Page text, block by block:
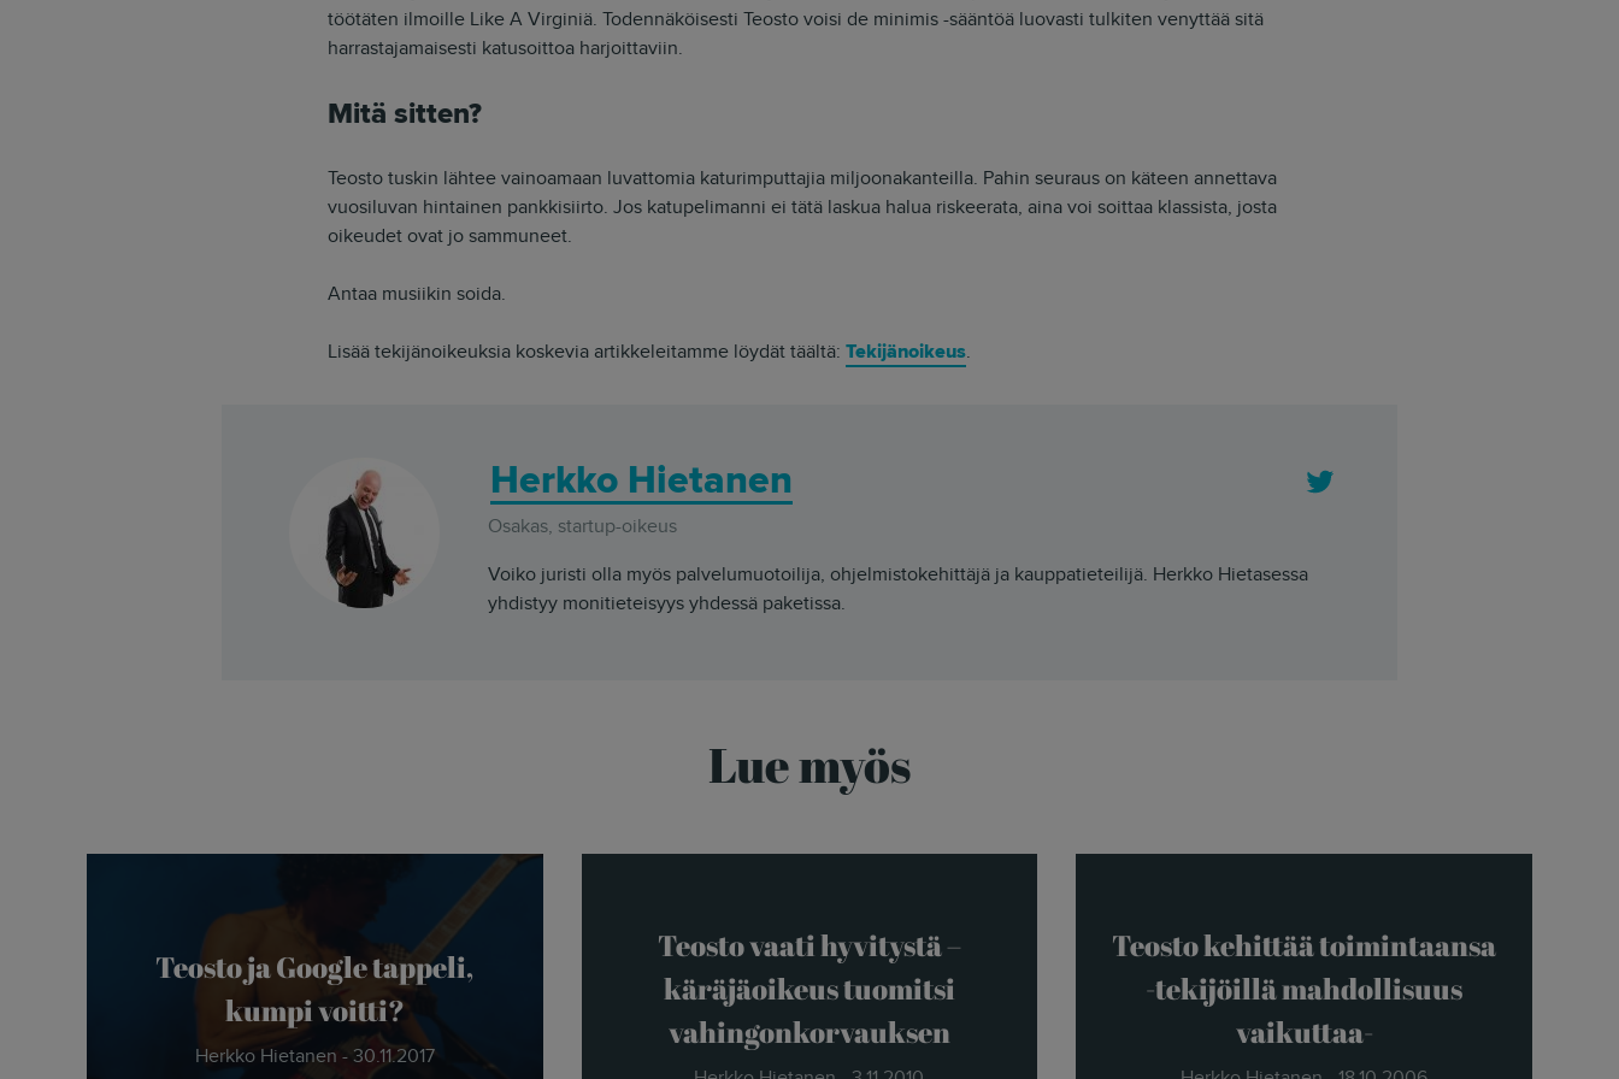
töötäten ilmoille Like A Virginiä. Todennäköisesti Teosto voisi de minimis -sääntöä luovasti tulkiten venyttää sitä
harrastajamaisesti katusoittoa harjoittaviin.
Mitä sitten?
Teosto tuskin lähtee vainoamaan luvattomia katurimputtajia miljoonakanteilla. Pahin seuraus on käteen annettava
vuosiluvan hintainen pankkisiirto. Jos katupelimanni ei tätä laskua halua riskeerata, aina voi soittaa klassista, josta
oikeudet ovat jo sammuneet.
Antaa musiikin soida.
Lisää tekijänoikeuksia koskevia artikkeleitamme löydät täältä: Tekijänoikeus.
Herkko Hietanen
Osakas, startup-oikeus
Voiko juristi olla myös palvelumuotoilija, ohjelmistokehittäjä ja kauppatieteilijä. Herkko Hietasessa
yhdistyy monitieteisyys yhdessä paketissa.
Lue myös
Teosto ja Google tappeli,
kumpi voitti?
Herkko Hietanen - 30.11.2017
Teosto vaati hyvitystä –
käräjäoikeus tuomitsi
vahingonkorvauksen
Teosto kehittää toimintaansa
-tekijöillä mahdollisuus
vaikuttaa-